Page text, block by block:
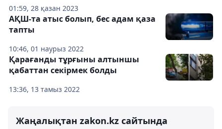
01:59, 28 қазан 2023
10:46, 01 наурыз 2022
АҚШ-та атыс болып, бес адам қаза
тапты
13:36, 13 тамыз 2022
Қарағанды тұрғыны алтыншы
қабаттан секірмек болды
Жаңалықтан zakon.kz сайтында